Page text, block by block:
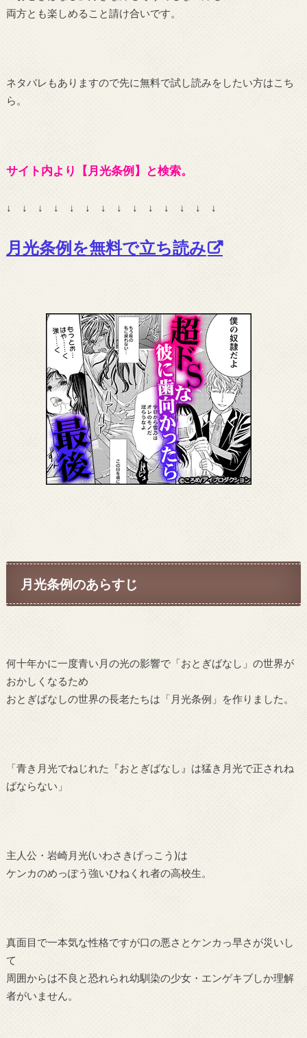
両方とも楽しめること請け合いです。
ネタバレもありますので先に無料で試し読みをしたい方はこち
ら。
サイト内より【月光条例】と検索。
↓ ↓ ↓ ↓ ↓ ↓ ↓ ↓ ↓ ↓ ↓ ↓ ↓ ↓
月光条例を無料で立ち読み
月光条例のあらすじ
何十年かに一度青い月の光の影響で「おとぎばなし」の世界が
おかしくなるため
おとぎばなしの世界の長老たちは「月光条例」を作りました。
「青き月光でねじれた『おとぎばなし』は猛き月光で正されね
ばならない」
主人公・岩崎月光(いわさきげっこう)は
ケンカのめっぽう強いひねくれ者の高校生。
真面目で一本気な性格ですが口の悪さとケンカっ早さが災いし
て
周囲からは不良と恐れられ幼馴染の少女・エンゲキブしか理解
者がいません。